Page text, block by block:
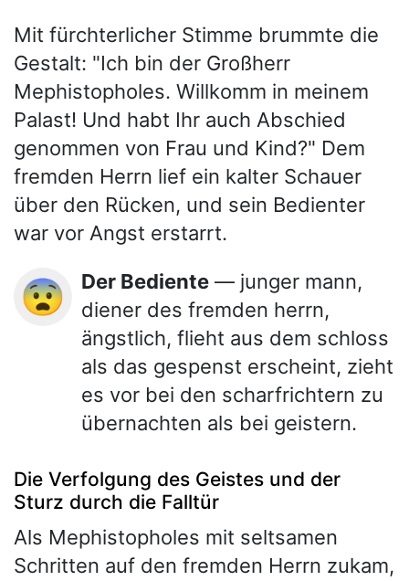
Mit fürchterlicher Stimme brummte die
Gestalt: "Ich bin der Großherr
Mephistopholes. Willkomm in meinem
Palast! Und habt Ihr auch Abschied
genommen von Frau und Kind?" Dem
fremden Herrn lief ein kalter Schauer
über den Rücken, und sein Bedienter
war vor Angst erstarrt.
😨 Der Bediente — junger mann,
diener des fremden herrn,
ängstlich, flieht aus dem schloss
als das gespenst erscheint, zieht
es vor bei den scharfrichtern zu
übernachten als bei geistern.
Die Verfolgung des Geistes und der
Sturz durch die Falltür
Als Mephistopholes mit seltsamen
Schritten auf den fremden Herrn zukam,